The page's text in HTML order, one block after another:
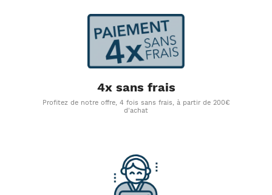
4x sans frais
Profitez de notre offre, 4 fois sans frais, à partir de 200€
d'achat